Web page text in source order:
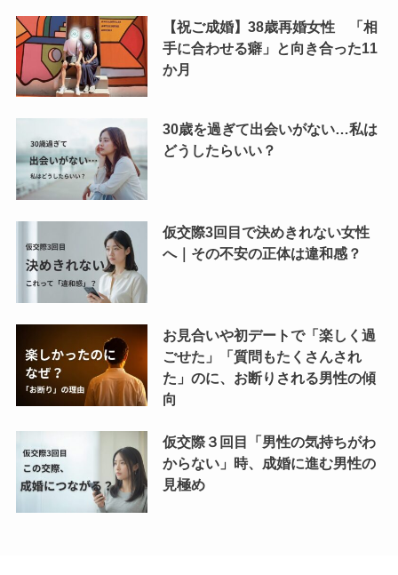
【祝ご成婚】38歳再婚女性 「相
手に合わせる癖」と向き合った11
か月
30歳を過ぎて出会いがない…私は
どうしたらいい？
仮交際3回目で決めきれない女性
へ｜その不安の正体は違和感？
お見合いや初デートで「楽しく過
ごせた」「質問もたくさんされ
た」のに、お断りされる男性の傾
向
仮交際３回目「男性の気持ちがわ
からない」時、成婚に進む男性の
見極め